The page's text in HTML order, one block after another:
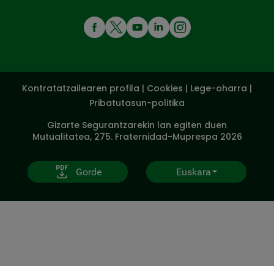
MENÚ
SOCIALES
V20
Kontratatzailearen profila | Cookies | Lege-oharra |
Pribatutasun-politika
Gizarte Segurantzarekin lan egiten duen
Mutualitatea, 275. Fraternidad-Muprespa 2026
Gorde Euskara